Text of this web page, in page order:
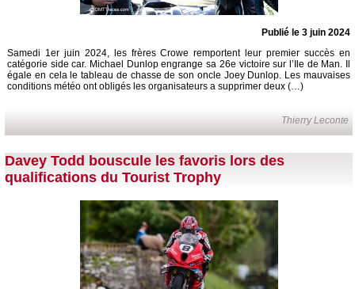
Publié le 3 juin 2024
Samedi 1er juin 2024, les frères Crowe remportent leur premier succès en
catégorie side car. Michael Dunlop engrange sa 26e victoire sur l’Ile de Man. Il
égale en cela le tableau de chasse de son oncle Joey Dunlop. Les mauvaises
conditions météo ont obligés les organisateurs a supprimer deux (…)
Thierry Leconte
Davey Todd bouscule les favoris lors des
qualifications du Tourist Trophy